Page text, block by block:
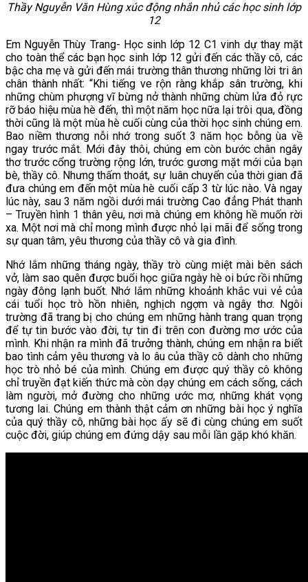
Thầy Nguyễn Văn Hùng xúc động nhắn nhủ các học sinh lớp
12
Em Nguyễn Thùy Trang- Học sinh lớp 12 C1 vinh dự thay mặt
cho toàn thể các bạn học sinh lớp 12 gửi đến các thầy cô, các
bậc cha mẹ và gửi đến mái trường thân thương những lời tri ân
chân thành nhất: “Khi tiếng ve rộn ràng khắp sân trường, khi
những chùm phượng vĩ bừng nở thành những chùm lửa đỏ rực
rỡ báo hiệu mùa hè đến, thì một năm học nữa lại trôi qua, đồng
thời cũng là một mùa hè cuối cùng của thời học sinh chúng em.
Bao niềm thương nỗi nhớ trong suốt 3 năm học bỗng ùa về
ngay trước mắt. Mới đây thôi, chúng em còn bước chân ngây
thơ trước cổng trường rộng lớn, trước gương mặt mới của bạn
bè, thầy cô. Nhưng thấm thoát, sự luân chuyển của thời gian đã
đưa chúng em đến một mùa hè cuối cấp 3 từ lúc nào. Và ngay
lúc này, sau 3 năm ngồi dưới mái trường Cao đẳng Phát thanh
– Truyền hình 1 thân yêu, nơi mà chúng em không hề muốn rời
xa. Một nơi mà chỉ mong mình được nhỏ lại mãi để sống trong
sự quan tâm, yêu thương của thầy cô và gia đình.
Nhớ lắm những tháng ngày, thầy trò cùng miệt mài bên sách
vở, làm sao quên được buổi học giữa ngày hè oi bức rồi những
ngày đông lạnh buốt. Nhớ lắm những khoảnh khắc vui vẻ của
cái tuổi học trò hồn nhiên, nghịch ngợm và ngây thơ. Ngôi
trường đã trang bị cho chúng em những hành trang quan trọng
để tự tin bước vào đời, tự tin đi trên con đường mơ ước của
mình. Khi nhận ra mình đã trưởng thành, chúng em nhận ra biết
bao tình cảm yêu thương và lo âu của thầy cô dành cho những
học trò nhỏ bé của mình. Chúng em được quý thầy cô không
chỉ truyền đạt kiến thức mà còn dạy chúng em cách sống, cách
làm người, mở đường cho những ước mơ, những khát vọng
tương lai. Chúng em thành thật cảm ơn những bài học ý nghĩa
của quý thầy cô, những bài học ấy sẽ đi cùng chúng em suốt
cuộc đời, giúp chúng em đứng dậy sau mỗi lần gặp khó khăn.